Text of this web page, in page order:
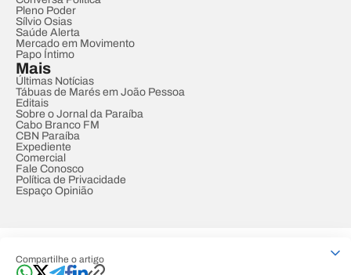
Compartilhe o artigo
Pleno Poder
Sílvio Osias
Saúde Alerta
Mercado em Movimento
Papo Íntimo
Mais
Últimas Notícias
Tábuas de Marés em João Pessoa
Editais
Sobre o Jornal da Paraíba
Cabo Branco FM
CBN Paraíba
Expediente
Comercial
Fale Conosco
Política de Privacidade
Espaço Opinião